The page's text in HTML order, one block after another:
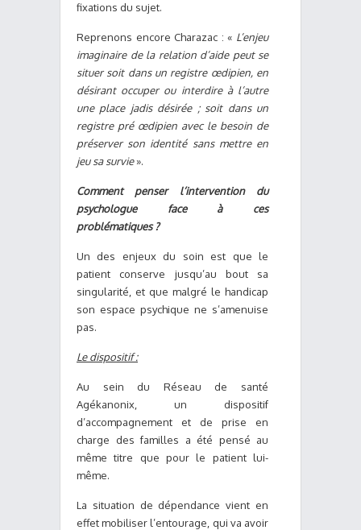
fixations du sujet.
Reprenons encore Charazac : « L’enjeu
imaginaire de la relation d’aide peut se
situer soit dans un registre œdipien, en
désirant occuper ou interdire à l’autre
une place jadis désirée ; soit dans un
registre pré œdipien avec le besoin de
préserver son identité sans mettre en
jeu sa survie».
Comment penser l’intervention du
psychologue face à ces
problématiques ?
Un des enjeux du soin est que le
patient conserve jusqu’au bout sa
singularité, et que malgré le handicap
son espace psychique ne s’amenuise
pas.
Le dispositif :
Au sein du Réseau de santé
Agékanonix, un dispositif
d’accompagnement et de prise en
charge des familles a été pensé au
même titre que pour le patient lui-
même.
La situation de dépendance vient en
effet mobiliser l’entourage, qui va avoir